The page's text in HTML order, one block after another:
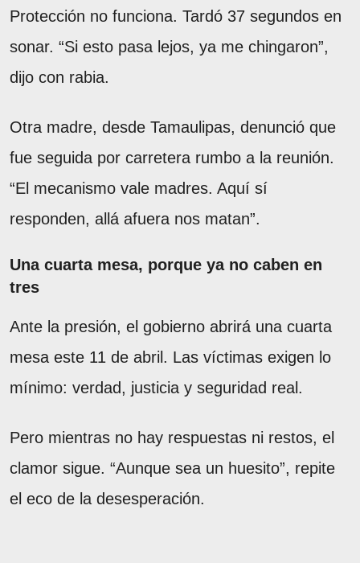
Protección no funciona. Tardó 37 segundos en
sonar. “Si esto pasa lejos, ya me chingaron”,
dijo con rabia.
Otra madre, desde Tamaulipas, denunció que
fue seguida por carretera rumbo a la reunión.
“El mecanismo vale madres. Aquí sí
responden, allá afuera nos matan”.
Una cuarta mesa, porque ya no caben en
tres
Ante la presión, el gobierno abrirá una cuarta
mesa este 11 de abril. Las víctimas exigen lo
mínimo: verdad, justicia y seguridad real.
Pero mientras no hay respuestas ni restos, el
clamor sigue. “Aunque sea un huesito”, repite
el eco de la desesperación.